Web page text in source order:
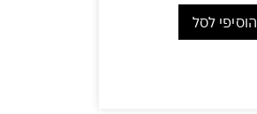
הוסיפי לסל